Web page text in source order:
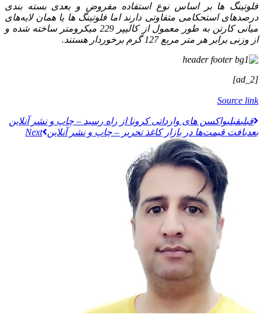
فلوتینگ‌ ها بر اساس نوع استفاده مفروض و بعدی بسته‌ بندی
درصدهای استحکامی متفاوتی دارند اما فلوتینگ‌ ها یا همان لایه‌های
میانی کارتن به طور معمول از کالیپر 229 میکرومتر ساخته شده و
از وزنی برابر هر متر مربع 127 گرم برخوردار هستند.
[ad_2]
Source link
قبليقبلیواکسن های وارداتی کرونا از راه رسید – چاپ و نشر آنلاین
بعدیافت قیمت‌ها در بازار کاغذ تحریر – چاپ و نشر آنلاین